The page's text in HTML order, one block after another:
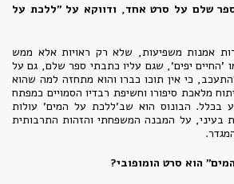
שלם על סרט אחד, ודווקא על "ללכת על
אמנות משפיעות, שלא רק ראויות אלא ממש
'החיים יפים', שגם עליו כתבתי ספר שלם, גם על
כי אין תוכו כברו והוא מתחזה למה שהוא
מלאכת סיפורו וחשיפת רבדיו הסמויים כמפתח
בכלל. הבונוס הוא שב'ללכת על המים' עולות
בעיני, על המבנה המשפחתי והזהות התרבותית
הוא סרט הומופובי?